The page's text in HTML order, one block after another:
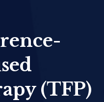
(TFP)